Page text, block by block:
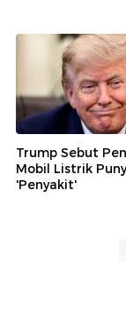
Trump Sebut
Mobil Listrik
'Penyakit'